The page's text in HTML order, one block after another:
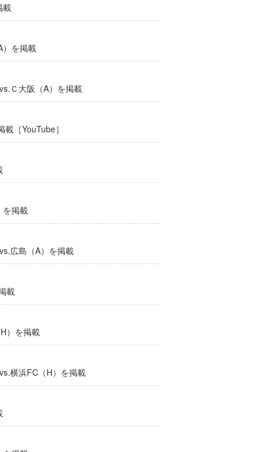
載
を掲載
Ｃ大阪（A）を掲載
［YouTube］
を掲載
広島（A）を掲載
載
）を掲載
横浜FC（H）を掲載